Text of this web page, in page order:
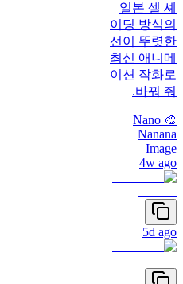
일본 셀 셰
이딩 방식의
선이 뚜렷한
최신 애니메
이션 작화로
바꿔 줘.
🎨 Nano
Nanana
Image
4w ago
5d ago